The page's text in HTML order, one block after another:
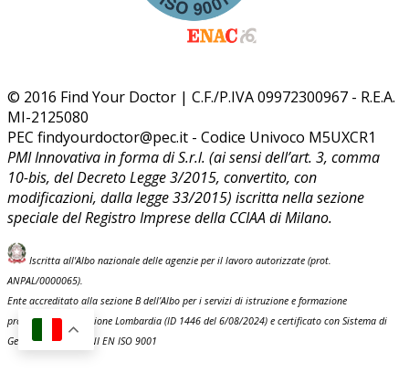
© 2016 Find Your Doctor | C.F./P.IVA 09972300967 - R.E.A.
MI-2125080
PEC findyourdoctor@pec.it - Codice Univoco M5UXCR1
PMI Innovativa in forma di S.r.l. (ai sensi dell’art. 3, comma
10-bis, del Decreto Legge 3/2015, convertito, con
modificazioni, dalla legge 33/2015) iscritta nella sezione
speciale del Registro Imprese della CCIAA di Milano.
Iscritta all'Albo nazionale delle agenzie per il lavoro autorizzate (prot.
ANPAL/0000065).
Ente accreditato alla sezione B dell’Albo per i servizi di istruzione e formazione
professionale di Regione Lombardia (ID 1446 del 6/08/2024) e certificato con Sistema di
Gestione Qualità UNI EN ISO 9001